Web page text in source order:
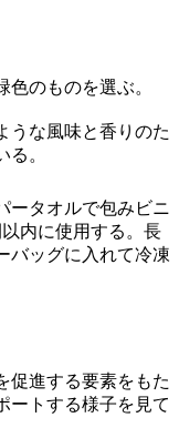
のものを選ぶ。
うな風味と香りのた
。
ータオルで包みビニ
内に使用する。長
バッグに入れて冷凍
促進する要素をもた
ートする様子を見て